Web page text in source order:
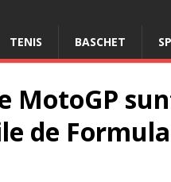
TENIS BASCHET
MotoGP
de